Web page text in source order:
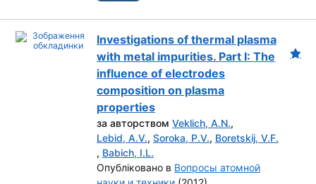
Investigations of thermal plasma
with metal impurities. Part І: The
influence of electrodes
composition on plasma
properties
за авторством Veklich, A.N.,
Lebid, A.V., Soroka, P.V., Boretskij, V.F.
, Babich, I.L.
Опубліковано в Вопросы атомной